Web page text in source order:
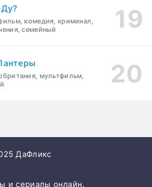
комедия, криминал,
семейный
мультфильм,
ДаФликс
и сериалы онлайн.